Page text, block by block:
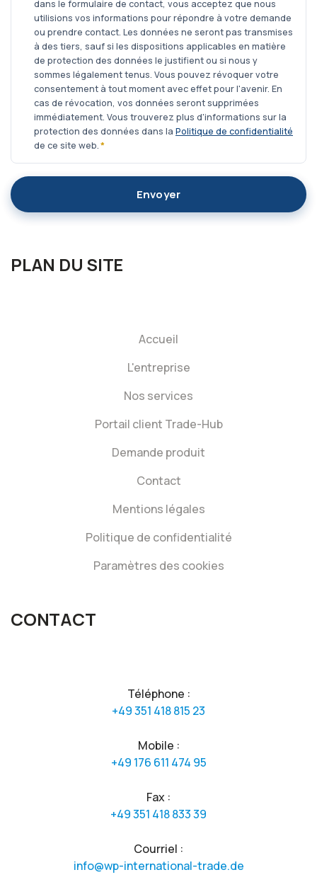
dans le formulaire de contact, vous acceptez que nous
utilisions vos informations pour répondre à votre demande
ou prendre contact. Les données ne seront pas transmises
à des tiers, sauf si les dispositions applicables en matière
de protection des données le justifient ou si nous y
sommes légalement tenus. Vous pouvez révoquer votre
consentement à tout moment avec effet pour l'avenir. En
cas de révocation, vos données seront supprimées
immédiatement. Vous trouverez plus d'informations sur la
protection des données dans la Politique de confidentialité
de ce site web.*
Envoyer
PLAN DU SITE
Accueil
L'entreprise
Nos services
Portail client Trade-Hub
Demande produit
Contact
Mentions légales
Politique de confidentialité
Paramètres des cookies
CONTACT
Téléphone :
+49 351 418 815 23
Mobile :
+49 176 611 474 95
Fax :
+49 351 418 833 39
Courriel :
info@wp-international-trade.de